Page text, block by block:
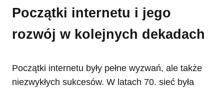
Początki internetu i jego
rozwój w kolejnych dekadach
Początki internetu były pełne wyzwań, ale także
niezwykłych sukcesów. W latach 70. sieć była